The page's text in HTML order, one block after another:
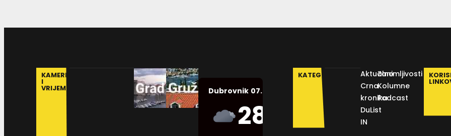
KAMERE
I
VRIJEME Dubrovnik 07.08.2026.
28
Humidity:
KATEGORIJE
Aktualno
Crna
kronika
DuList
IN
Zanimljivosti
Kolumne
Podcast